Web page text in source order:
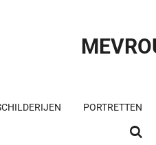
PORTRETTEN